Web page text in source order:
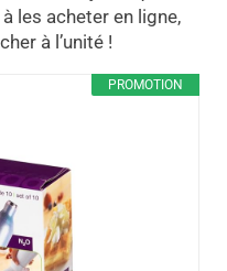
les acheter en ligne,
à l’unité !
PROMOTION